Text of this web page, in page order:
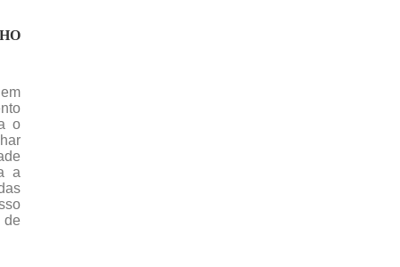
o
a
de